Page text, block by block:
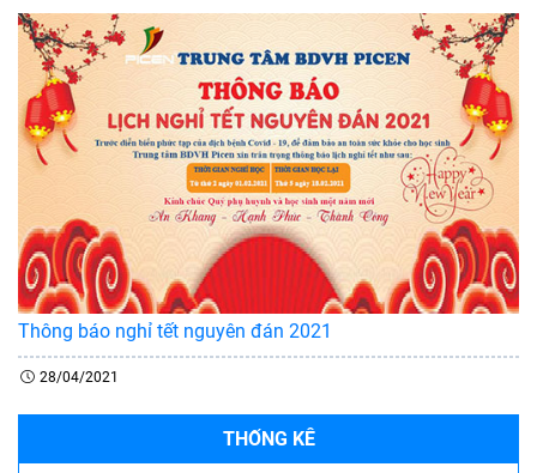
Thông báo nghỉ tết nguyên đán 2021
28/04/2021
THỐNG KÊ